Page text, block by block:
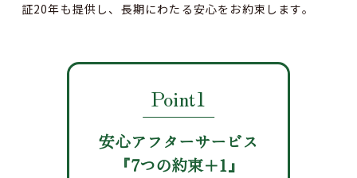
証20年も提供し、長期にわたる安心をお約束します。
Point1
安心アフターサービス
『7つの約束＋1』